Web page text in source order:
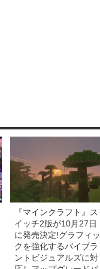
『マインクラフト』ス
イッチ2版が10月27日
に発売決定!グラフィッ
クを強化するバイブラ
ントビジュアルズに対